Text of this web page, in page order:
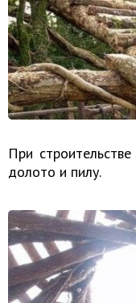
При
долото и пилу.